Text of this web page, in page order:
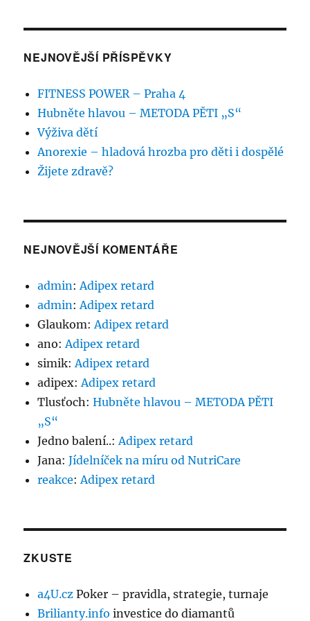
NEJNOVĚJŠÍ PŘÍSPĚVKY
FITNESS POWER – Praha 4
Hubněte hlavou – METODA PĚTI „S“
Výživa dětí
Anorexie – hladová hrozba pro děti i dospělé
Žijete zdravě?
NEJNOVĚJŠÍ KOMENTÁŘE
admin:Adipex retard
admin:Adipex retard
Glaukom:Adipex retard
ano:Adipex retard
simik:Adipex retard
adipex:Adipex retard
Tlusťoch:Hubněte hlavou – METODA PĚTI
„S“
Jedno balení..:Adipex retard
Jana:Jídelníček na míru od NutriCare
reakce:Adipex retard
ZKUSTE
a4U.cz Poker – pravidla, strategie, turnaje
Brilianty.info investice do diamantů